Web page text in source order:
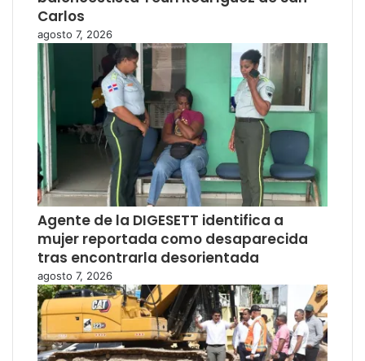
Carlos
agosto 7, 2026
Agente de la DIGESETT identifica a
mujer reportada como desaparecida
tras encontrarla desorientada
agosto 7, 2026